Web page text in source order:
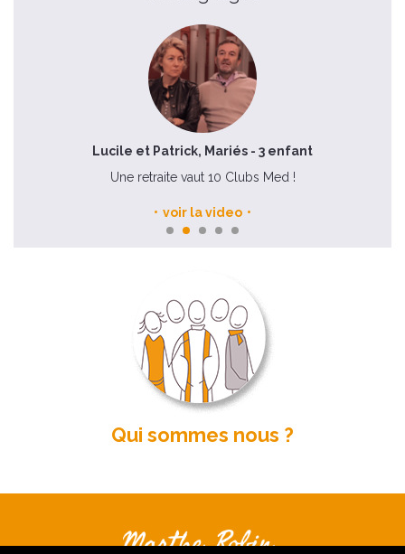
Lucile et Patrick, Mariés - 3 enfant
Une retraite vaut 10 Clubs Med !
voir la video
Qui sommes nous ?